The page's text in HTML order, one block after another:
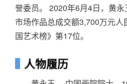
誉委员。 2020年6月4日，黄
市场作品总成交额3,700万元
国艺术榜》第17位。
人物履历